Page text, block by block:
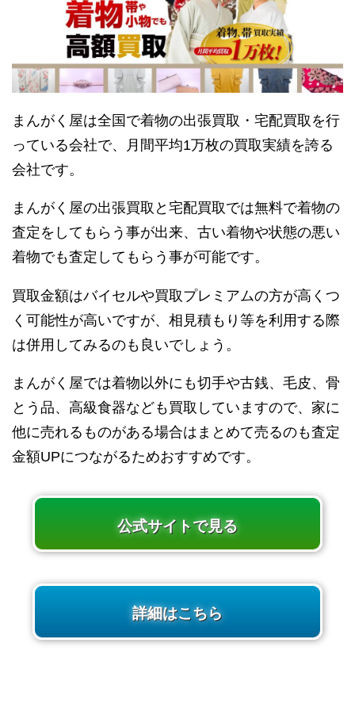
まんがく屋は全国で着物の出張買取・宅配買取を行
っている会社で、月間平均1万枚の買取実績を誇る
会社です。
まんがく屋の出張買取と宅配買取では無料で着物の
査定をしてもらう事が出来、古い着物や状態の悪い
着物でも査定してもらう事が可能です。
買取金額はバイセルや買取プレミアムの方が高くつ
く可能性が高いですが、相見積もり等を利用する際
は併用してみるのも良いでしょう。
まんがく屋では着物以外にも切手や古銭、毛皮、骨
とう品、高級食器なども買取していますので、家に
他に売れるものがある場合はまとめて売るのも査定
金額UPにつながるためおすすめです。
公式サイトで見る
詳細はこちら